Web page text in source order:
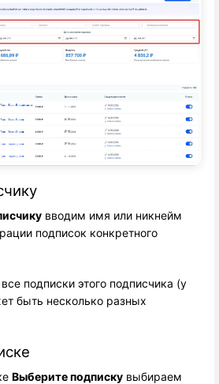
вводим имя или никнейм
подписок конкретного
подписки этого подписчика (у
быть несколько разных
Выберите подписку выбираем